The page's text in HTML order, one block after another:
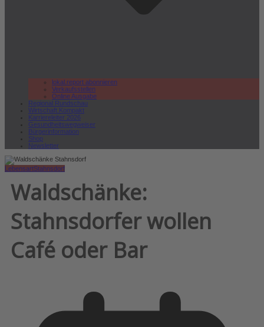
lokal.report abonnieren
Verkaufsstellen
Online Ausgabe
Regional Rundschau
Wirtschaft.Kompakt
Karriereleiter 2026
Gesundheitswegweiser
Bürgerinformation
Shop
Newsletter
LebensartStahnsdorf
Waldschänke:
Stahnsdorfer wollen
Café oder Bar